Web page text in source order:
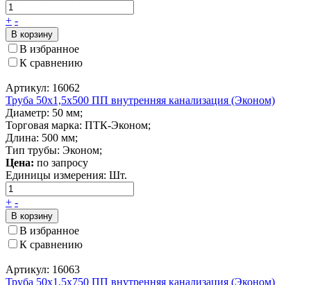
+ -
В корзину
В избранное
К сравнению
Артикул: 16062
Труба 50x1,5x500 ПП внутренняя канализация (Эконом)
Диаметр: 50 мм;
Торговая марка: ПТК-Эконом;
Длина: 500 мм;
Тип трубы: Эконом;
Цена: по запросу
Единицы измерения: Шт.
+ -
В корзину
В избранное
К сравнению
Артикул: 16063
Труба 50x1,5x750 ПП внутренняя канализация (Эконом)